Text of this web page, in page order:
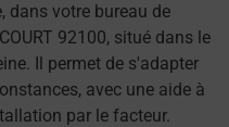
dans votre bureau de
92100, situé dans le
Il permet de s'adapter
avec une aide à
par le facteur.